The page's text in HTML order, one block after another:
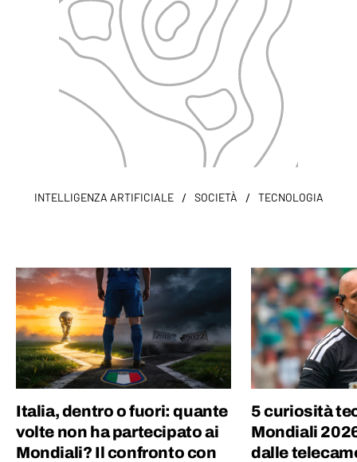
INTELLIGENZA ARTIFICIALE / SOCIETÀ / TECNOLOGIA
Italia, dentro o fuori: quante
volte non ha partecipato ai
Mondiali? Il confronto con
5 curiosità
Mondiali
dalle